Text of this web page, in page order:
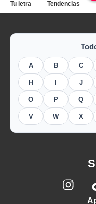
A B C
H J
O P Q
V W X
Tu letra Tendencias